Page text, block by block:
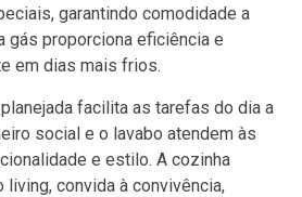
garantindo comodidade a
gás proporciona eficiência e
em dias mais frios.
facilita as tarefas do dia a
social e o lavabo atendem às
e estilo. A cozinha
living, convida à convivência,